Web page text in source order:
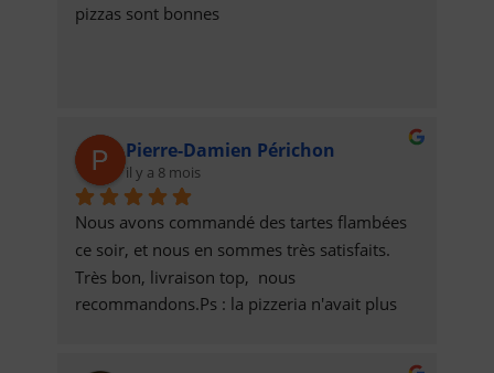
pizzas sont bonnes
Pierre-Damien Périchon
il y a 8 mois
Nous avons commandé des tartes flambées
ce soir, et nous en sommes très satisfaits.
Très bon, livraison top,  nous
recommandons.Ps : la pizzeria n'avait plus